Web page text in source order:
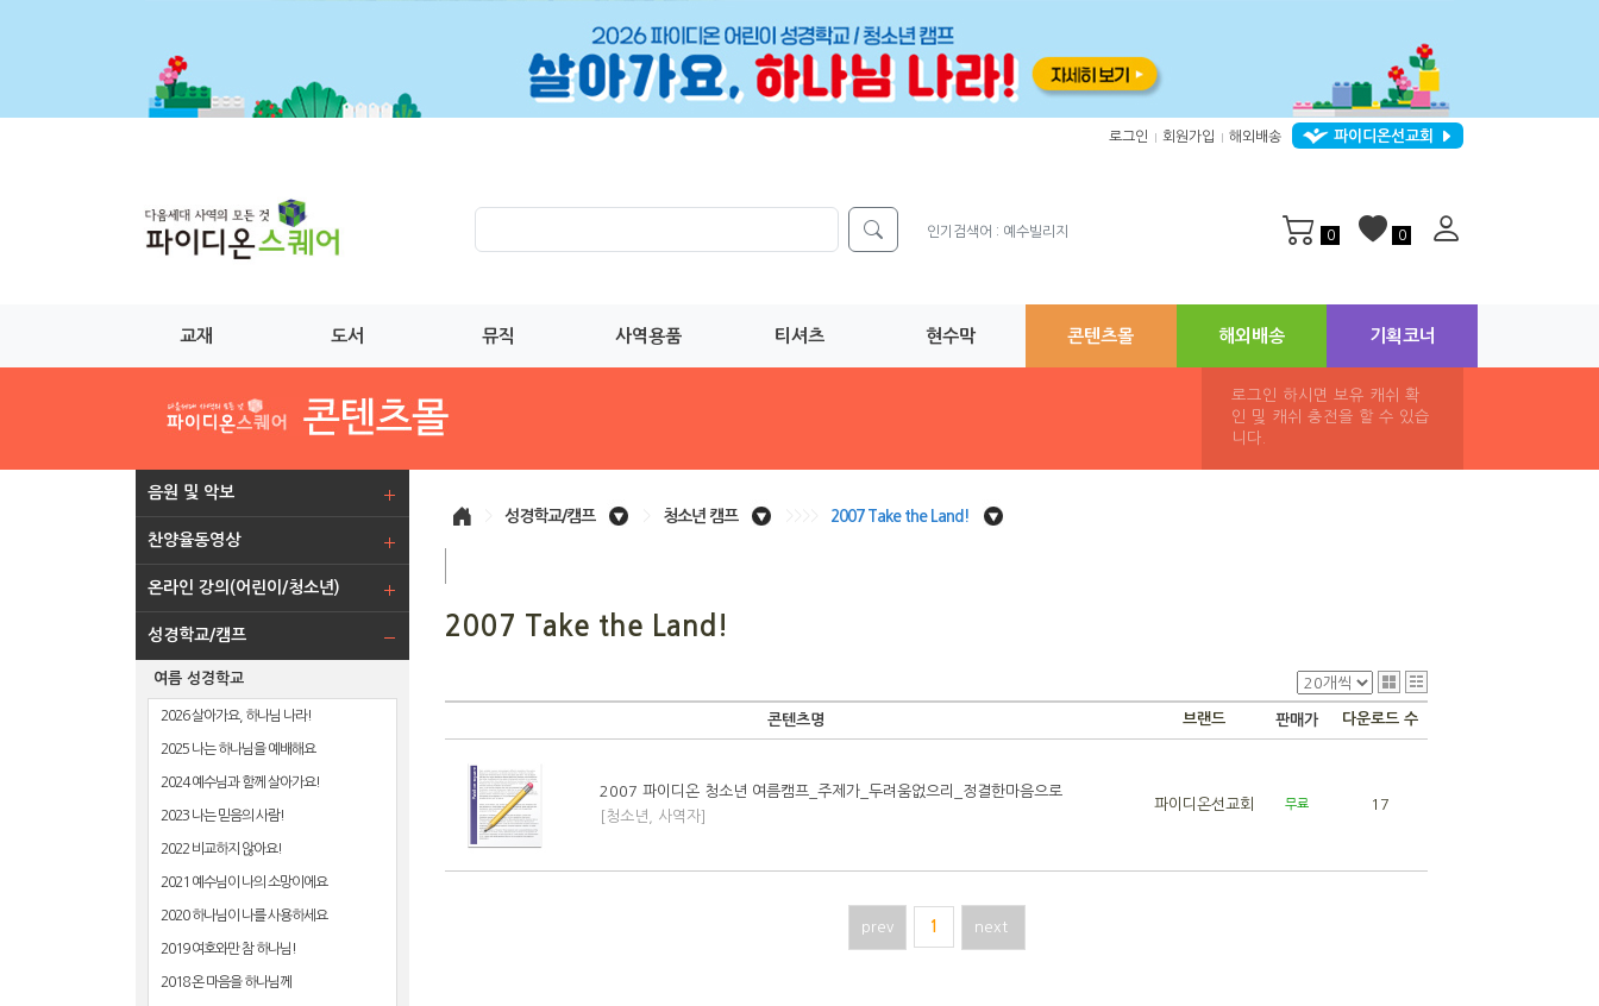
로그인 회원가입 해외배송 파이디온선교회
인기검색어 : 예수빌리지 0 0
교재 도서 뮤직 사역용품 티셔츠 현수막 콘텐츠몰 해외배송 기획코너
로그인 하시면 보유 캐쉬 확
인 및 캐쉬 충전을 할 수 있습
니다.
음원 및 악보
찬양율동영상
온라인 강의(어린이/청소년)
성경학교/캠프
여름 성경학교
2026 살아가요, 하나님 나라!
2025 나는 하나님을 예배해요
2024 예수님과 함께 살아가요!
2023 나는 믿음의 사람!
2022 비교하지 않아요!
2021 예수님이 나의 소망이에요
2020 하나님이 나를 사용하세요
2019 여호와만 참 하나님!
2018 온 마음을 하나님께
성경학교/캠프 청소년 캠프 2007 Take the Land!
2007 Take the Land!
콘텐츠명 브랜드 판매가 다운로드 수
2007 파이디온 청소년 여름캠프_주제가_두려움없으리_정결한마음으로
[청소년, 사역자]
파이디온선교회 무료 17
prev 1 next